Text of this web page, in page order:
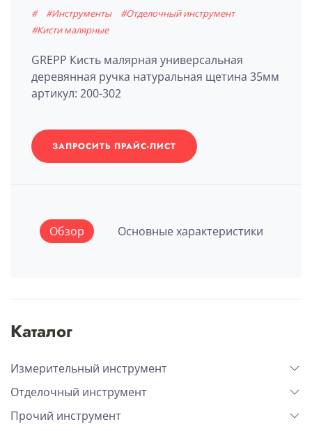
# #Инструменты
#Отделочный инструмент
#Кисти малярные
GREPP Кисть малярная универсальная
деревянная ручка натуральная щетина 35мм
артикул: 200-302
ЗАПРОСИТЬ ПРАЙС-ЛИСТ
Обзор Основные характеристики
Каталог
Измерительный инструмент
Отделочный инструмент
Прочий инструмент